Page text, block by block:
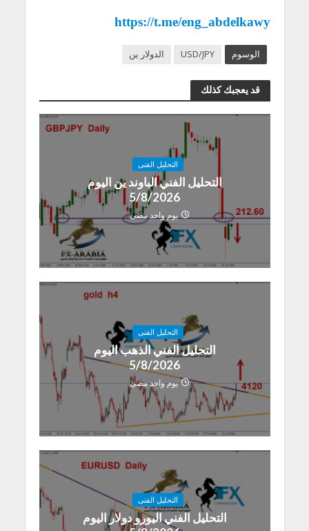
https://t.me/eng_abdelkawy
الوسوم USD/JPY الدولار ين
قد يعجبك كذلك
التحليل الفنى
التحليل الفني الباوند ين اليوم
5/8/2026
يوم واحد مضى
التحليل الفنى
التحليل الفني الذهب اليوم
5/8/2026
يوم واحد مضى
التحليل الفنى
التحليل الفني اليورو دولار اليوم